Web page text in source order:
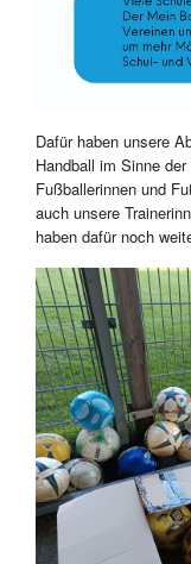
Dafür haben unsere
Handball im Sinne
Fußballerinnen und
auch unsere
haben dafür noch